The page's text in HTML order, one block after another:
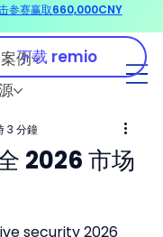
例
下载 remio
2026 市场
3 分鐘
security 2026
参赛赢取660,000CNY